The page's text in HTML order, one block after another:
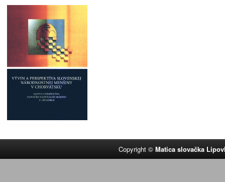
Copyright ©Matica slovačka